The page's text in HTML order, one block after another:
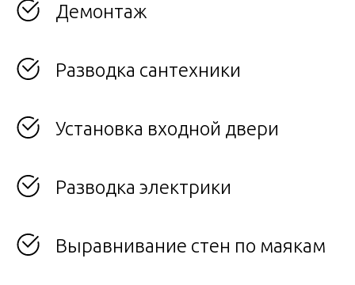
Демонтаж
Разводка сантехники
Установка входной двери
Разводка электрики
Выравнивание стен по маякам